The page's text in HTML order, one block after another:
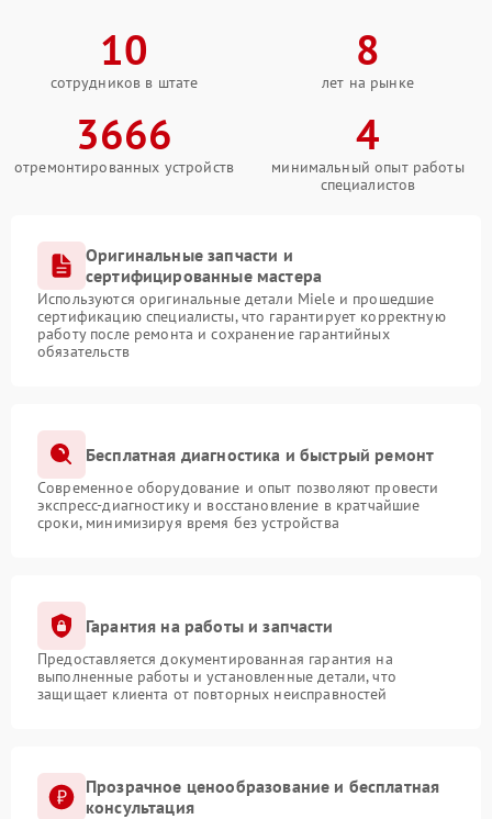
10
сотрудников в штате
8
лет на рынке
3666
отремонтированных устройств
4
минимальный опыт работы
специалистов
Оригинальные запчасти и
сертифицированные мастера
Используются оригинальные детали Miele и прошедшие
сертификацию специалисты, что гарантирует корректную
работу после ремонта и сохранение гарантийных
обязательств
Бесплатная диагностика и быстрый ремонт
Современное оборудование и опыт позволяют провести
экспресс-диагностику и восстановление в кратчайшие
сроки, минимизируя время без устройства
Гарантия на работы и запчасти
Предоставляется документированная гарантия на
выполненные работы и установленные детали, что
защищает клиента от повторных неисправностей
Прозрачное ценообразование и бесплатная
консультация